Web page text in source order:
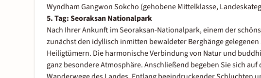
Wyndham Gangwon Sokcho (gehobene Mittelklasse,
5. Tag: Seoraksan Nationalpark
Nach Ihrer Ankunft im Seoraksan-Nationalpark, einem der
zunächst den idyllisch inmitten bewaldeter Berghänge
Heiligtümern. Die harmonische Verbindung von Natur und
ganz besondere Atmosphäre. Anschließend begeben Sie sich